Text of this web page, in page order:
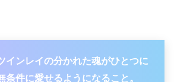
インレイの分かれた魂がひとつに
条件に愛せるようになること。